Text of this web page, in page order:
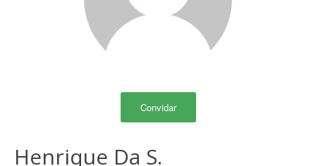
Convidar
Henrique Da S.